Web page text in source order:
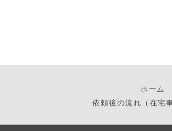
ホーム
依頼後の流れ（在宅